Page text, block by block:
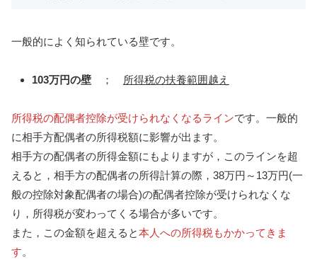
一般的によく知られている壁です。
103万円の壁 ； 所得税の扶養範囲越え
所得税の配偶者控除が受けられなくなるラインです。一般的
に相手方配偶者の所得税額に影響が出ます。
相手方の配偶者の所得金額にもよりますが，このラインを超
えると，相手方の配偶者の所得計算の際，38万円～13万円(一
般の控除対象配偶者の場合)の配偶者控除が受けられなくな
り，所得税が変わってくる場合が多いです。
また，この金額を超えると本人への所得税もかかってきま
す。